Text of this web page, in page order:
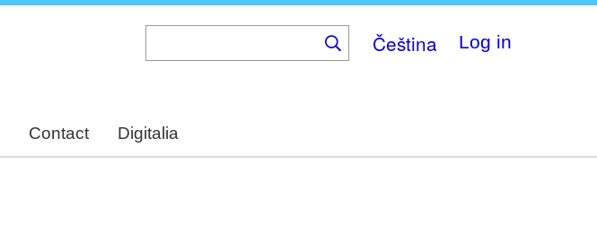
Čeština Log in
Contact Digitalia